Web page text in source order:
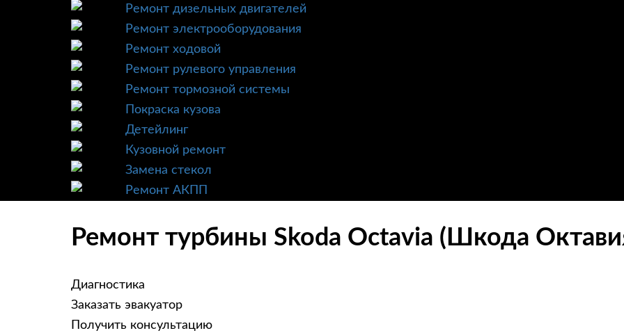
Ремонт дизельных двигателей
Ремонт электрооборудования
Ремонт ходовой
Ремонт рулевого управления
Ремонт тормозной системы
Покраска кузова
Детейлинг
Кузовной ремонт
Замена стекол
Ремонт АКПП
Ремонт турбины Skoda Octavia (Шкода
Диагностика
Заказать эвакуатор
Получить консультацию